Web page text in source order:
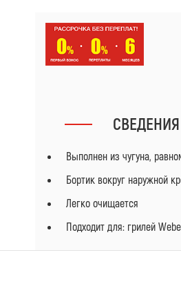
СВЕДЕНИЯ
Выполнен из чугуна,
Бортик вокруг наружной
Легко очищается
Подходит для: грилей